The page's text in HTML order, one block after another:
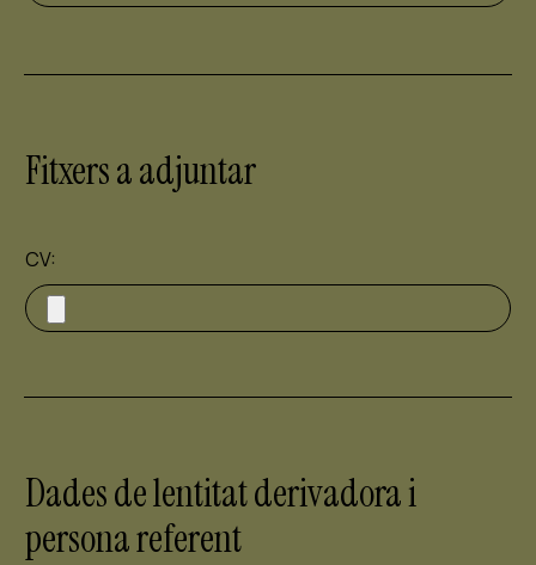
Fitxers a adjuntar
CV:
Dades de lentitat derivadora i
persona referent